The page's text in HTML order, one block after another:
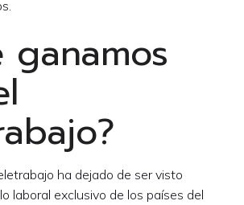
ganamos
ha dejado de ser visto
laboral exclusivo de los países del